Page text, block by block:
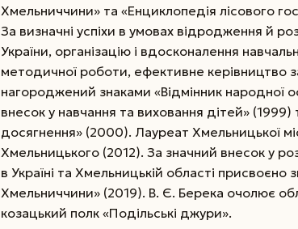
Хмельниччини» та «Енциклопедія лісового
За визначні успіхи в умовах відродження й
України, організацію і вдосконалення
методичної роботи, ефективне керівництво
нагороджений знаками «Відмінник народної
внесок у навчання та виховання дітей» (1999)
досягнення» (2000). Лауреат Хмельницької
Хмельницького (2012). За значний внесок у
в Україні та Хмельницькій області
Хмельниччини» (2019). В. Є. Берека очолює
козацький полк «Подільські джури».